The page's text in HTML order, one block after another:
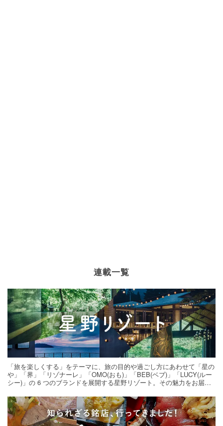
連載一覧
「旅を楽しくする」をテーマに、旅の目的や過ごし方にあわせて「星の
や」「界」「リゾナーレ」「OMO(おも)」「BEB(ベブ)」「LUCY(ルー
シー)」の 6 つのブランドを展開する星野リゾート。その魅力をお届け